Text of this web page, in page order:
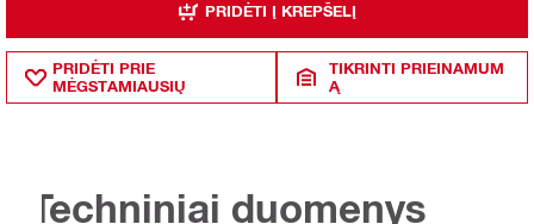
PRIDĖTI Į KREPŠELĮ
PRIDĖTI PRIE
MĖGSTAMIAUSIŲ
TIKRINTI PRIEINAMUM
Ą
Techniniai duomenys